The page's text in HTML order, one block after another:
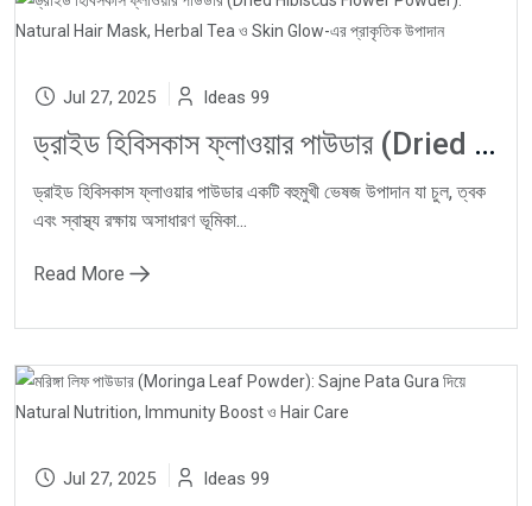
Jul 27, 2025 Ideas 99
ড্রাইড হিবিসকাস ফ্লাওয়ার পাউডার (Dried Hibiscus Flower Powder): Natural Hair Mask, Herbal Tea ও Skin Glow-এর প্রাকৃতিক উপাদান
ড্রাইড হিবিসকাস ফ্লাওয়ার পাউডার একটি বহুমুখী ভেষজ উপাদান যা চুল, ত্বক
এবং স্বাস্থ্য রক্ষায় অসাধারণ ভূমিকা...
Read More
Jul 27, 2025 Ideas 99